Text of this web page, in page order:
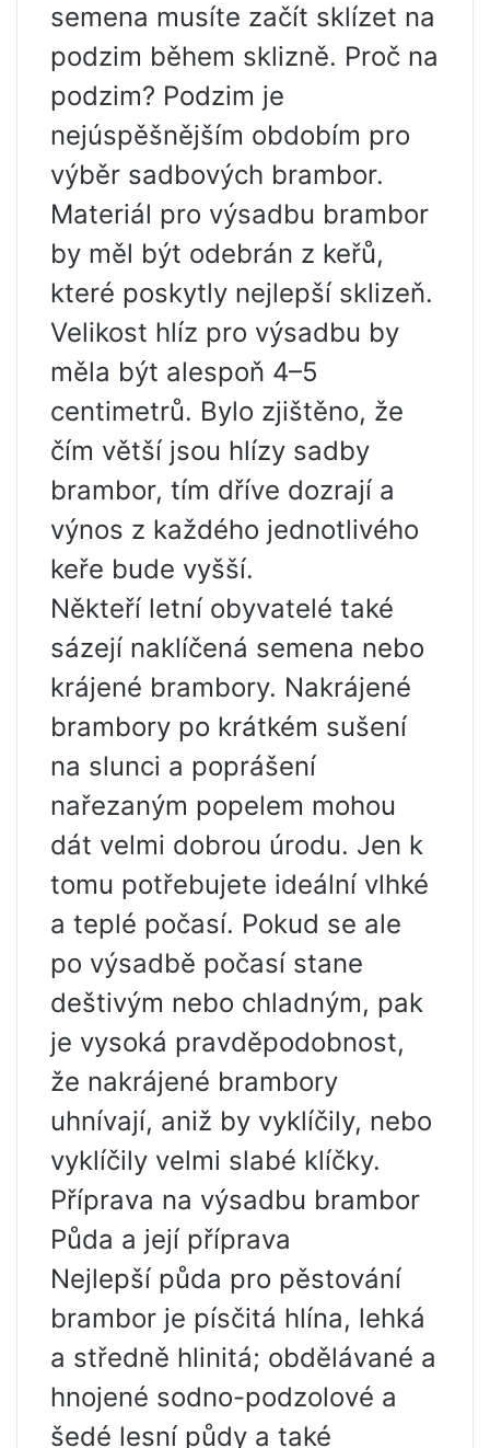
semena musíte začít sklízet na
podzim během sklizně. Proč na
podzim? Podzim je
nejúspěšnějším obdobím pro
výběr sadbových brambor.
Materiál pro výsadbu brambor
by měl být odebrán z keřů,
které poskytly nejlepší sklizeň.
Velikost hlíz pro výsadbu by
měla být alespoň 4–5
centimetrů. Bylo zjištěno, že
čím větší jsou hlízy sadby
brambor, tím dříve dozrají a
výnos z každého jednotlivého
keře bude vyšší.
Někteří letní obyvatelé také
sázejí naklíčená semena nebo
krájené brambory. Nakrájené
brambory po krátkém sušení
na slunci a poprášení
nařezaným popelem mohou
dát velmi dobrou úrodu. Jen k
tomu potřebujete ideální vlhké
a teplé počasí. Pokud se ale
po výsadbě počasí stane
deštivým nebo chladným, pak
je vysoká pravděpodobnost,
že nakrájené brambory
uhnívají, aniž by vyklíčily, nebo
vyklíčily velmi slabé klíčky.
Příprava na výsadbu brambor
Půda a její příprava
Nejlepší půda pro pěstování
brambor je písčitá hlína, lehká
a středně hlinitá; obdělávané a
hnojené sodno-podzolové a
šedé lesní půdy a také